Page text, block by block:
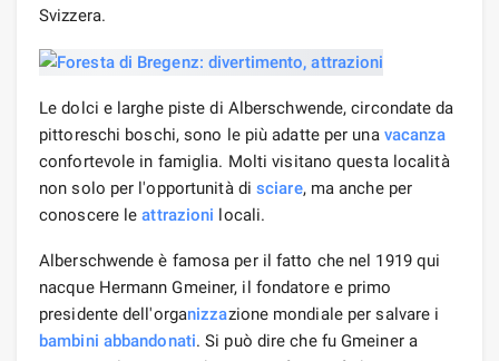
Svizzera.
Le dolci e larghe piste di Alberschwende, circondate da
pittoreschi boschi, sono le più adatte per una vacanza
confortevole in famiglia. Molti visitano questa località
non solo per l'opportunità disciare, ma anche per
conoscere leattrazioni locali.
Alberschwende è famosa per il fatto che nel 1919 qui
nacque Hermann Gmeiner, il fondatore e primo
presidente dell'organizzazione mondiale per salvare i
bambini abbandonati. Si può dire che fu Gmeiner a